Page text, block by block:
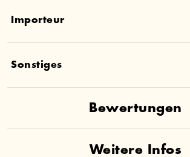
Importeur
Sonstiges
Weitere Infos
Bewertungen